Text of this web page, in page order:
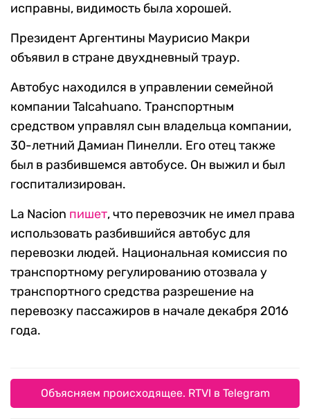
исправны, видимость была хорошей.
Президент Аргентины Маурисио Макри
объявил в стране двухдневный траур.
Автобус находился в управлении семейной
компании Talcahuano. Транспортным
средством управлял сын владельца компании,
30-летний Дамиан Пинелли. Его отец также
был в разбившемся автобусе. Он выжил и был
госпитализирован.
La Nacion пишет, что перевозчик не имел права
использовать разбившийся автобус для
перевозки людей. Национальная комиссия по
транспортному регулированию отозвала у
транспортного средства разрешение на
перевозку пассажиров в начале декабря 2016
года.
Объясняем происходящее. RTVI в Telegram